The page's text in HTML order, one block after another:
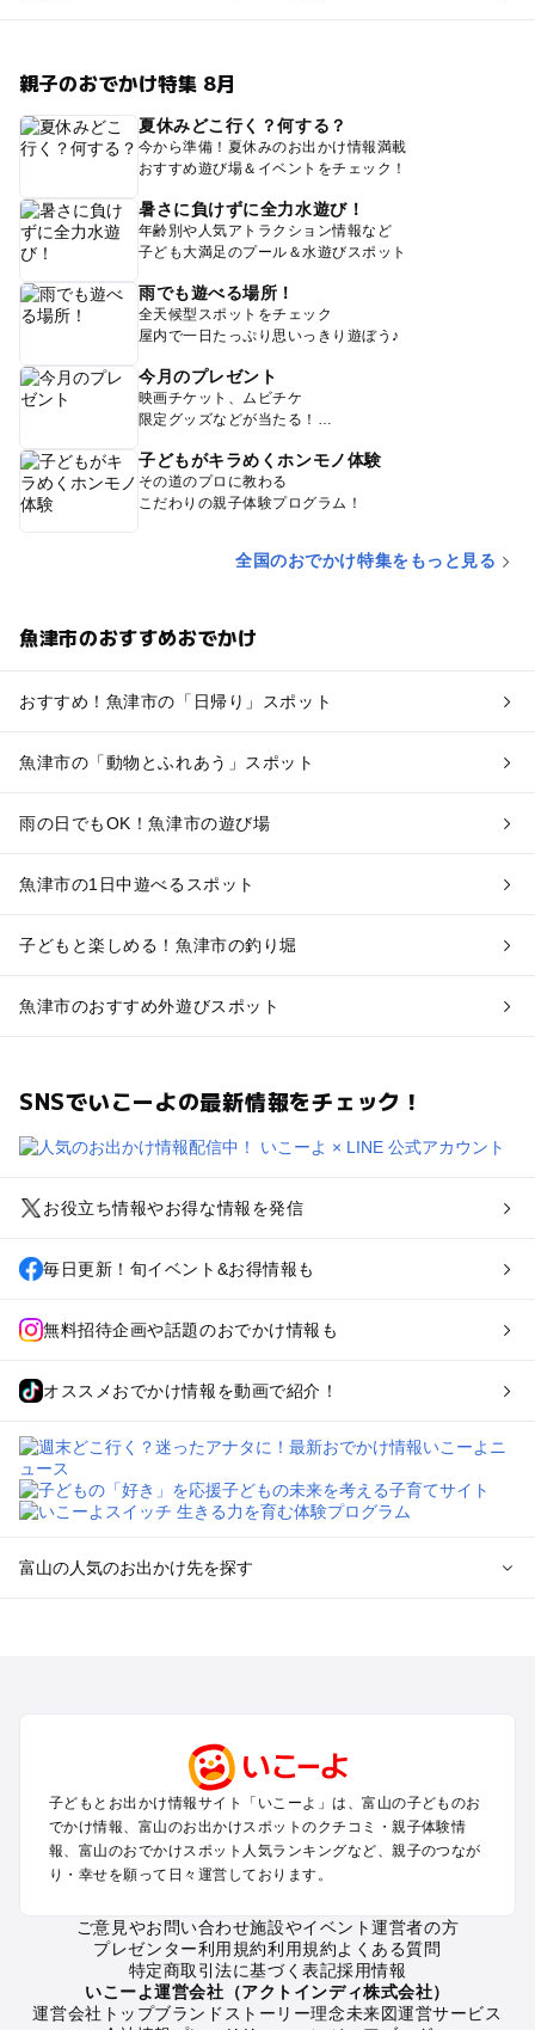
親子のおでかけ特集 8月
夏休みどこ行く？何する？
今から準備！夏休みのお出かけ情報満載
おすすめ遊び場＆イベントをチェック！
暑さに負けずに全力水遊び！
年齢別や人気アトラクション情報など
子ども大満足のプール＆水遊びスポット
雨でも遊べる場所！
全天候型スポットをチェック
屋内で一日たっぷり思いっきり遊ぼう♪
今月のプレゼント
映画チケット、ムビチケ
限定グッズなどが当たる！
子どもがキラめくホンモノ体験
その道のプロに教わる
こだわりの親子体験プログラム！
全国のおでかけ特集をもっと見る
魚津市のおすすめおでかけ
おすすめ！魚津市の「日帰り」スポット
魚津市の「動物とふれあう」スポット
雨の日でもOK！魚津市の遊び場
魚津市の1日中遊べるスポット
子どもと楽しめる！魚津市の釣り堀
魚津市のおすすめ外遊びスポット
SNSでいこーよの最新情報をチェック！
お役立ち情報やお得な情報を発信
毎日更新！旬イベント&お得情報も
無料招待企画や話題のおでかけ情報も
オススメおでかけ情報を動画で紹介！
富山の人気のお出かけ先を探す
富山の定番お出かけスポット
富山の遊園地
富山の動物園
富山のバーベキュー
富山の牧場
富山のプール
富山のアスレチック
富山の公園・総合公園
子どもとお出かけ情報サイト「いこーよ」は、富山の子どものお
でかけ情報、富山のお出かけスポットのクチコミ・親子体験情
報、富山のおでかけスポット人気ランキングなど、親子のつなが
り・幸せを願って日々運営しております。
ご意見やお問い合わせ施設やイベント運営者の方
プレゼンター利用規約利用規約よくある質問
特定商取引法に基づく表記採用情報
いこーよ運営会社（アクトインディ株式会社）
運営会社トップブランドストーリー理念未来図運営サービス